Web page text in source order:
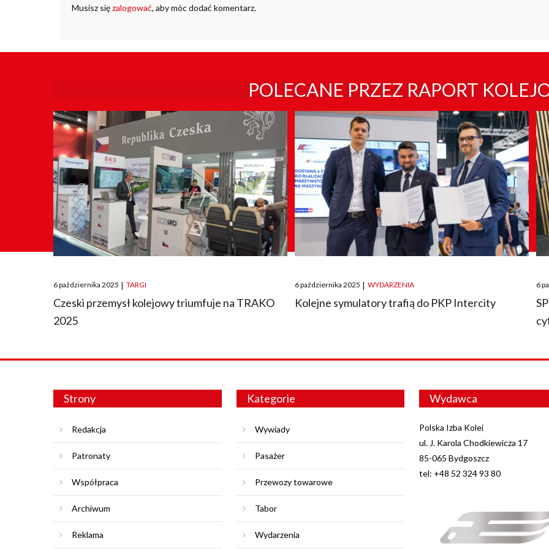
Musisz sięzalogować, aby móc dodać komentarz.
POLECANE PRZEZ RAPORT
Posted
on
6 października 2025 | TARGI
Czeski przemysł kolejowy triumfuje na TRAKO
2025
Posted
on
6 października 2025 | WYDARZENIA
Kolejne symulatory trafią do PKP Intercity
on
6
Strony
Redakcja
Patronaty
Współpraca
Archiwum
Reklama
Kategorie
Wywiady
Pasażer
Przewozy towarowe
Tabor
Wydarzenia
Wydawca
Polska Izba Kolei
ul. J. Karola Chodkiewicza 17
85-065 Bydgoszcz
tel: +48 52 324 93 80